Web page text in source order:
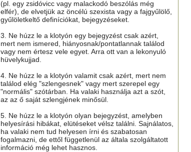
(pl. egy zsidóvicc vagy malackodó beszólás még
elfér), de elvetjük az öncélú szexista vagy a fajgyűlölő,
gyűlöletkeltő definíciókat, bejegyzéseket.
3. Ne húzz le a klotyón egy bejegyzést csak azért,
mert nem ismered, hiányosnak/pontatlannak találod
vagy nem értesz vele egyet. Arra ott van a lekonyuló
hüvelykujjad.
4. Ne húzz le a klotyón valamit csak azért, mert nem
találod elég "szlengesnek" vagy mert szerepel egy
"normális" szótárban. Ha valaki használja azt a szót,
az az ő saját szlengjének minősül.
5. Ne húzz le a klotyón olyan bejegyzést, amelyben
helyesírási hibákat, elütéseket vélsz találni. Sajnálatos,
ha valaki nem tud helyesen írni és szabatosan
fogalmazni, de ettől függetlenül az általa szolgáltatott
információ még lehet hasznos.